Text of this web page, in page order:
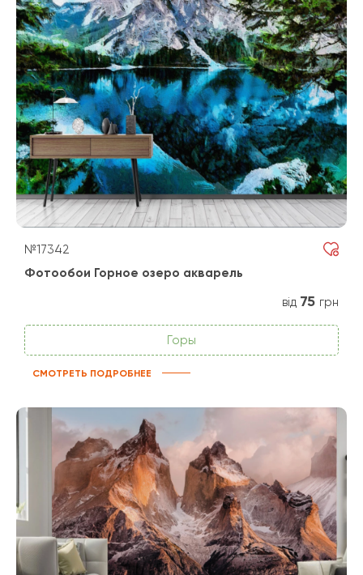
№17342
Фотообои Горное озеро акварель
від 75 грн
Горы
СМОТРЕТЬ ПОДРОБНЕЕ